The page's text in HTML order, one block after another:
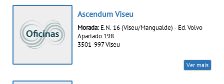
Ascendum Viseu
Morada: E.N. 16 (Viseu/Mangualde) - Ed. Volvo
Apartado 198
3501-997 Viseu
Ver mais